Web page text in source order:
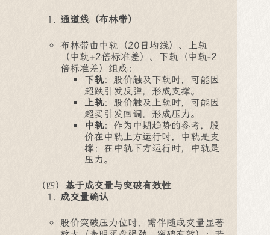
通道线（布林带）
布林带由中轨（20日均线）、上轨
（中轨+2倍标准差）、下轨（中轨-2
倍标准差）组成：
下轨：股价触及下轨时，可能因
超跌引发反弹，形成支撑。
上轨：股价触及上轨时，可能因
超买引发回调，形成压力。
中轨：作为中期趋势的参考，股
价在中轨上方运行时，中轨是支
撑；在中轨下方运行时，中轨是
压力。
（四） 基于成交量与突破有效性
成交量确认
股价突破压力位时，需伴随成交量显著